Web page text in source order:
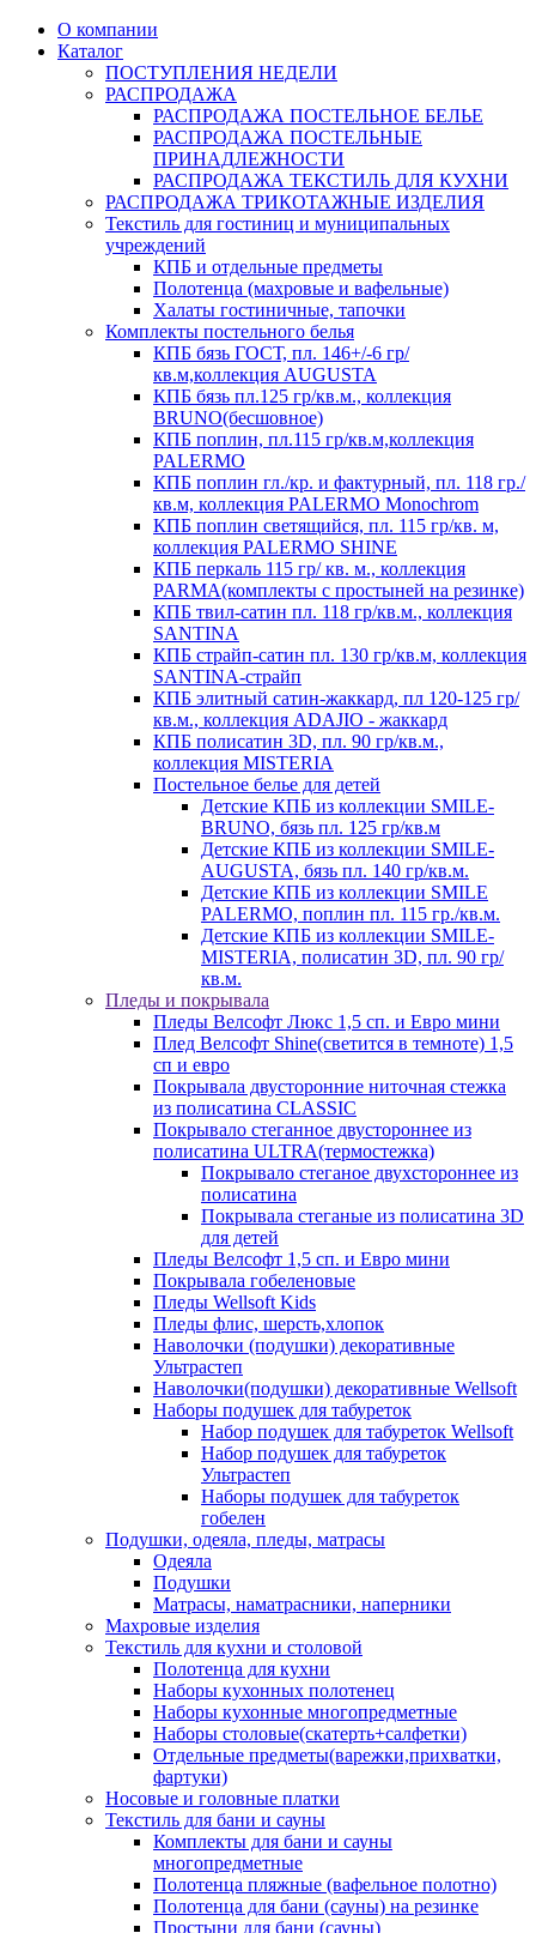
О компании
Каталог
ПОСТУПЛЕНИЯ НЕДЕЛИ
РАСПРОДАЖА
РАСПРОДАЖА ПОСТЕЛЬНОЕ БЕЛЬЕ
РАСПРОДАЖА ПОСТЕЛЬНЫЕ
ПРИНАДЛЕЖНОСТИ
РАСПРОДАЖА ТЕКСТИЛЬ ДЛЯ КУХНИ
РАСПРОДАЖА ТРИКОТАЖНЫЕ ИЗДЕЛИЯ
Текстиль для гостиниц и муниципальных
учреждений
КПБ и отдельные предметы
Полотенца (махровые и вафельные)
Халаты гостиничные, тапочки
Комплекты постельного белья
КПБ бязь ГОСТ, пл. 146+/-6 гр/
кв.м,коллекция AUGUSTA
КПБ бязь пл.125 гр/кв.м., коллекция
BRUNO(бесшовное)
КПБ поплин, пл.115 гр/кв.м,коллекция
PALERMO
КПБ поплин гл./кр. и фактурный, пл. 118 гр./
кв.м, коллекция PALERMO Monochrom
КПБ поплин светящийся, пл. 115 гр/кв. м,
коллекция PALERMO SHINE
КПБ перкаль 115 гр/ кв. м., коллекция
PARMA(комплекты с простыней на резинке)
КПБ твил-сатин пл. 118 гр/кв.м., коллекция
SANTINA
КПБ страйп-сатин пл. 130 гр/кв.м, коллекция
SANTINA-страйп
КПБ элитный сатин-жаккард, пл 120-125 гр/
кв.м., коллекция ADAJIO - жаккард
КПБ полисатин 3D, пл. 90 гр/кв.м.,
коллекция MISTERIA
Постельное белье для детей
Детские КПБ из коллекции SMILE-
BRUNO, бязь пл. 125 гр/кв.м
Детские КПБ из коллекции SMILE-
AUGUSTA, бязь пл. 140 гр/кв.м.
Детские КПБ из коллекции SMILE
PALERMO, поплин пл. 115 гр./кв.м.
Детские КПБ из коллекции SMILE-
MISTERIA, полисатин 3D, пл. 90 гр/
кв.м.
Пледы и покрывала
Пледы Велсофт Люкс 1,5 сп. и Евро мини
Плед Велсофт Shine(светится в темноте) 1,5
сп и евро
Покрывала двусторонние ниточная стежка
из полисатина CLASSIC
Покрывало стеганное двустороннее из
полисатина ULTRA(термостежка)
Покрывало стеганое двухстороннее из
полисатина
Покрывала стеганые из полисатина 3D
для детей
Пледы Велсофт 1,5 сп. и Евро мини
Покрывала гобеленовые
Пледы Wellsoft Kids
Пледы флис, шерсть,хлопок
Наволочки (подушки) декоративные
Ультрастеп
Наволочки(подушки) декоративные Wellsoft
Наборы подушек для табуреток
Набор подушек для табуреток Wellsoft
Набор подушек для табуреток
Ультрастеп
Наборы подушек для табуреток
гобелен
Подушки, одеяла, пледы, матрасы
Одеяла
Подушки
Матрасы, наматрасники, наперники
Махровые изделия
Текстиль для кухни и столовой
Полотенца для кухни
Наборы кухонных полотенец
Наборы кухонные многопредметные
Наборы столовые(скатерть+салфетки)
Отдельные предметы(варежки,прихватки,
фартуки)
Носовые и головные платки
Текстиль для бани и сауны
Комплекты для бани и сауны
многопредметные
Полотенца пляжные (вафельное полотно)
Полотенца для бани (сауны) на резинке
Простыни для бани (сауны)